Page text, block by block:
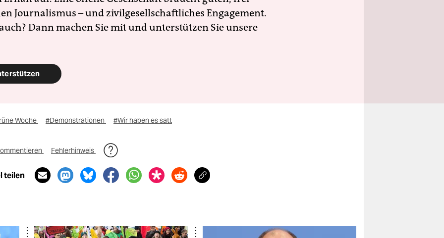
Journalismus – und zivilgesellschaftliches Engagement.
Dann machen Sie mit und unterstützen Sie unsere
Woche #Demonstrationen #Wir haben es satt
Fehlerhinweis
teilen